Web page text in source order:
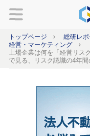
トップページ
総研レ
経営・マーケティング
上場企業は何を「経営リ
で見る、リスク認識の4年